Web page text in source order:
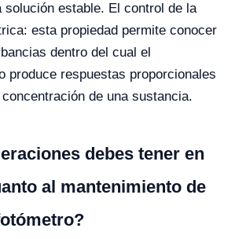
solución estable. El control de la
esta propiedad permite conocer
dentro del cual el
produce respuestas proporcionales
de una sustancia.
debes tener en
al mantenimiento de
ómetro?